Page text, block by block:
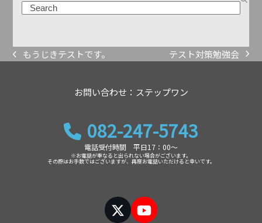
previous
もうじきテストです。
next
テスト対策勉強会
お問い合わせ：ステップワン
082-247-5743
電話受付時間 平日17：00～
※お電話が重なると出られない場合がございます。
その際はお手数ではございますが、再度お電話いただけると幸いです。
TwitterYouTube